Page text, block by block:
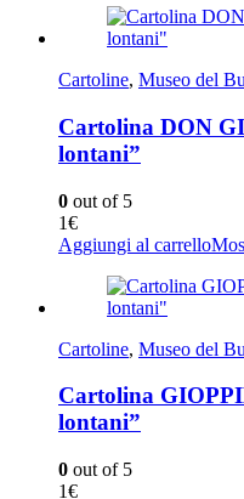
Cartoline, Museo del
Cartolina DON
lontani”
0 out of 5
1€
Aggiungi al carrello
Cartoline, Museo del
Cartolina
lontani”
0 out of 5
1€